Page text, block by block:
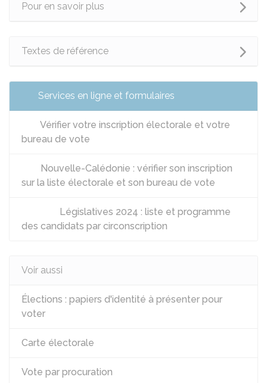
Pour en savoir plus
Textes de référence
Services en ligne et formulaires
Vérifier votre inscription électorale et votre
bureau de vote
Nouvelle-Calédonie : vérifier son inscription
sur la liste électorale et son bureau de vote
Législatives 2024 : liste et programme
des candidats par circonscription
Voir aussi
Élections : papiers d'identité à présenter pour
voter
Carte électorale
Vote par procuration